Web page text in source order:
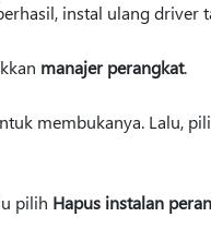
instal ulang driver
manajer perangkat.
membukanya. Lalu,
pilih Hapus instalan